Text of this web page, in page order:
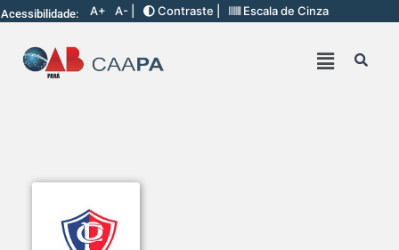
Acessibilidade: A+ A- | Contraste | Escala de Cinza